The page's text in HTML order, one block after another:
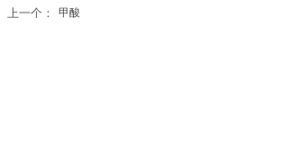
上一个： 甲酸